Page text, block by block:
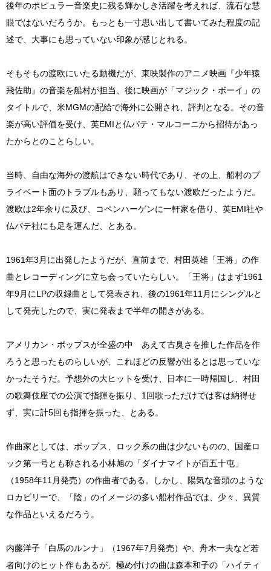
後年のポピュラー音楽史に残る輝かしき活躍を考えれば、流石な慧
眼ではないだろうか。もっとも一寸思い出して書いてみた程度の記
述で、大事にも思っていない印象が感じとれる。
そもそもの渡欧にいたる動機だが、東映製作のアニメ映画『少年猿
飛佐助』の音楽を船村が担当、後に映画が「マジック・ボーイ」の
タイトルで、米MGMの配給で海外に公開され、評判となる。その音
楽が高い評価を受け、英EMIと仏パテ・マルコーニから招待があっ
たからとのことらしい。
当時、自由な海外の渡航はできない時代であり、その上、船村のプ
ライベート面のトラブルもあり、願ってもない渡欧だったようだ。
渡欧は2年余りに及び、コペンハーゲンに一軒家を借り、英EMI社や
仏パテ社にも足を運んだ、とある。
1961年3月に出発したようだが、直前まで、村田英雄「王将」の作
曲とレコーディングに立ち会っていたらしい。「王将」はまず1961
年9月にLPの収録曲として発表され、後の1961年11月にシングルと
して発売したので、実に発表まで半年の開きがある。
アメリカン・ポップスが全盛の中 あえて古臭さを推した作品を作
ろうと思ったものらしいが、これほどの反響が出るとは思っていな
かったそうだ。予想外の大ヒットを受け、日本に一時帰国し、村田
の歌舞伎座での公演で指揮を振り、1回歌っただけでは客は納得せ
ず、実に計5回も指揮を振った、とある。
作曲家としては、ポップス、ロック系の曲は少ないものの、国産ロ
ック第一号とも称される小林旭の「ダイナマイトが百五十屯」
（1958年11月発売）の作曲者である。しかし、陽気な音頭のような
ロカビリーで、「陰」のイメージの多い船村作品では、少々、異質
な作品といえるだろう。
内藤洋子「白馬のルンナ」（1967年7月発売）や、舟木一夫など若
者向けのヒット作もあるが、極め付けの曲は森本和子の「ハイティ